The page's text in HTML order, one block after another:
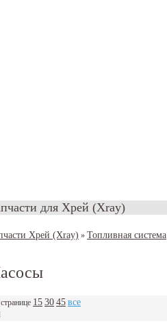
для Хрей (Xray)
Хрей (Xray) » Топливная система
153045все